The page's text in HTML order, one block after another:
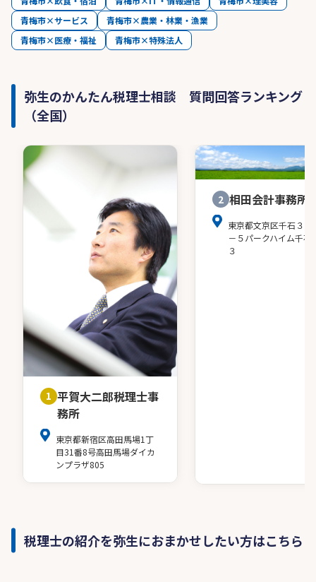
青梅市×サービス
青梅市×農業・林業・漁業
青梅市×医療・福祉
青梅市×特殊法人
弥生のかんたん税理士相談 質問回答ランキング
（全国）
1 平賀大二郎税理士事
務所
東京都新宿区高田馬場1丁
目31番8号高田馬場ダイカ
ンプラザ805
2 相田会計事務所
東京都文京区千石３－
－５パークハイム千石
３
税理士の紹介を弥生におまかせしたい方はこちら